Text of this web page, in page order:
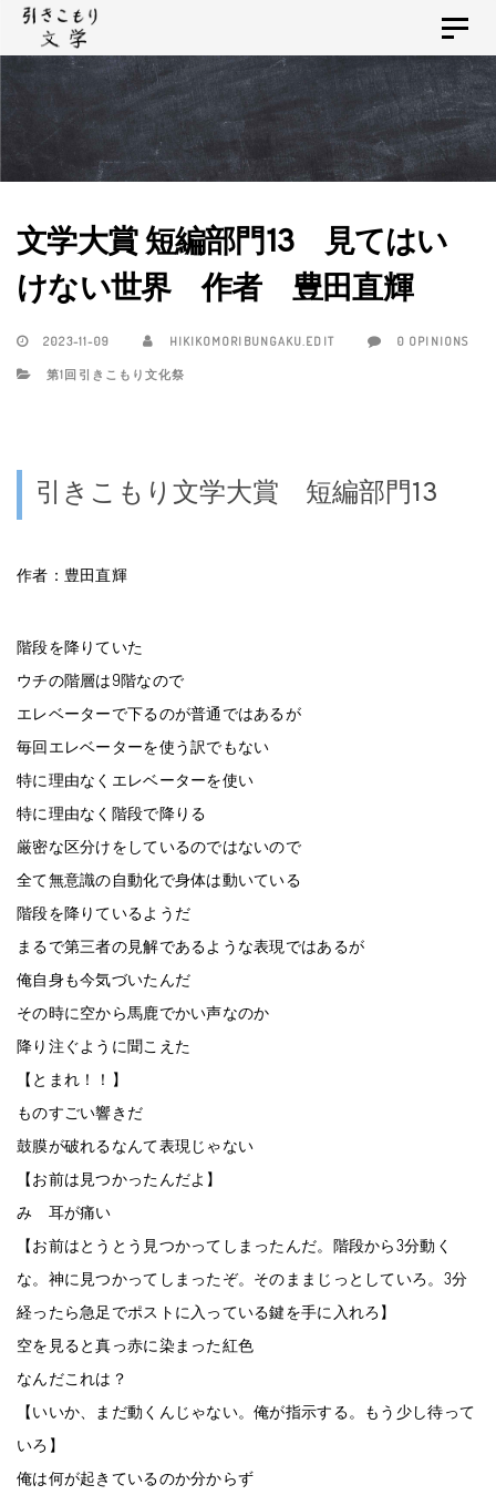
Skip
links
Skip
to
Toggle
文学大賞 短編部門13 見てはい
けない世界 作者 豊田直輝
2023-11-09 HIKIKOMORIBUNGAKU.EDIT 0 OPINIONS
第1回引きこもり文化祭
引きこもり文学大賞 短編部門13
作者：豊田直輝
階段を降りていた
ウチの階層は9階なので
エレベーターで下るのが普通ではあるが
毎回エレベーターを使う訳でもない
特に理由なくエレベーターを使い
特に理由なく階段で降りる
厳密な区分けをしているのではないので
全て無意識の自動化で身体は動いている
階段を降りているようだ
まるで第三者の見解であるような表現ではあるが
俺自身も今気づいたんだ
その時に空から馬鹿でかい声なのか
降り注ぐように聞こえた
【とまれ！！】
ものすごい響きだ
鼓膜が破れるなんて表現じゃない
【お前は見つかったんだよ】
み 耳が痛い
【お前はとうとう見つかってしまったんだ。階段から3分動く
な。神に見つかってしまったぞ。そのままじっとしていろ。3分
経ったら急足でポストに入っている鍵を手に入れろ】
空を見ると真っ赤に染まった紅色
なんだこれは？
【いいか、まだ動くんじゃない。俺が指示する。もう少し待って
いろ】
俺は何が起きているのか分からず